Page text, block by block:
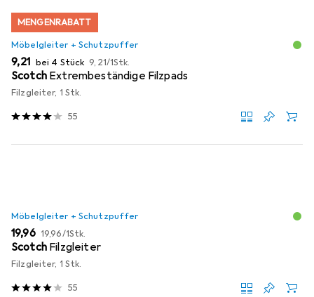
MENGENRABATT
Möbelgleiter + Schutzpuffer
EUR
9,21 bei 4 Stück EUR
9,21/1Stk.
Scotch Extrembeständige Filzpads
Filzgleiter, 1 Stk.
55
Möbelgleiter + Schutzpuffer
EUR
19,96 EUR
19,96/1Stk.
Scotch Filzgleiter
Filzgleiter, 1 Stk.
55